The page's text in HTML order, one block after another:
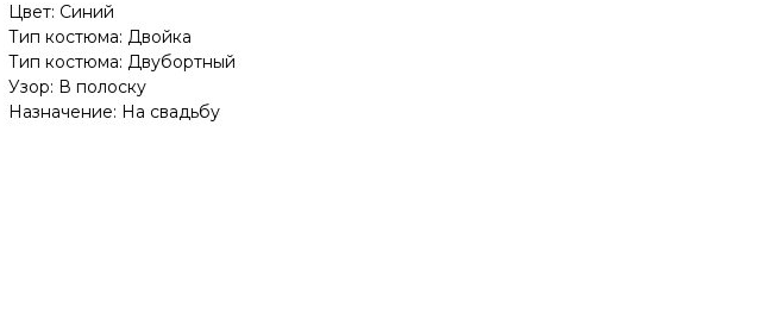
Цвет: Синий
Тип костюма: Двойка
Тип костюма: Двубортный
Узор: В полоску
Назначение: На свадьбу